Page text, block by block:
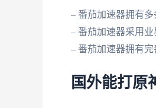
– 番茄加速器拥有
– 番茄加速器采用
– 番茄加速器拥有
国外能打原